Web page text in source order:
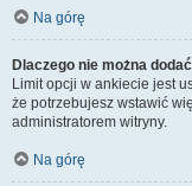
Na górę
Dlaczego nie można
Limit opcji w ankiecie jest
że potrzebujesz wstawić
administratorem witryny.
Na górę